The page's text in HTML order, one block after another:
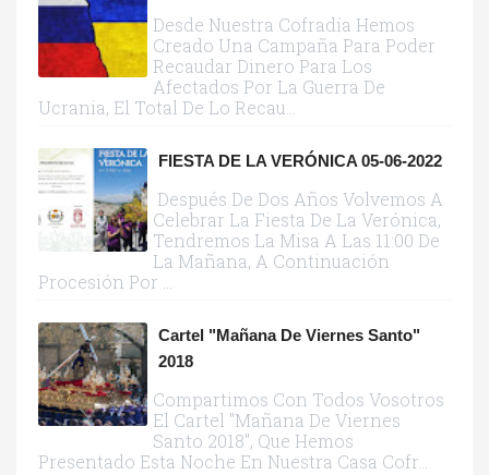
Desde Nuestra Cofradía Hemos
Creado Una Campaña Para Poder
Recaudar Dinero Para Los
Afectados Por La Guerra De
Ucrania, El Total De Lo Recau...
FIESTA DE LA VERÓNICA 05-06-2022
Después De Dos Años Volvemos A
Celebrar La Fiesta De La Verónica,
Tendremos La Misa A Las 11:00 De
La Mañana, A Continuación
Procesión Por ...
Cartel "Mañana De Viernes Santo"
2018
Compartimos Con Todos Vosotros
El Cartel "Mañana De Viernes
Santo 2018", Que Hemos
Presentado Esta Noche En Nuestra Casa Cofr...